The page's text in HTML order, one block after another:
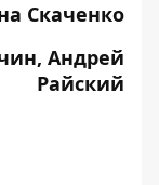
Скаченко
Андрей
Райский